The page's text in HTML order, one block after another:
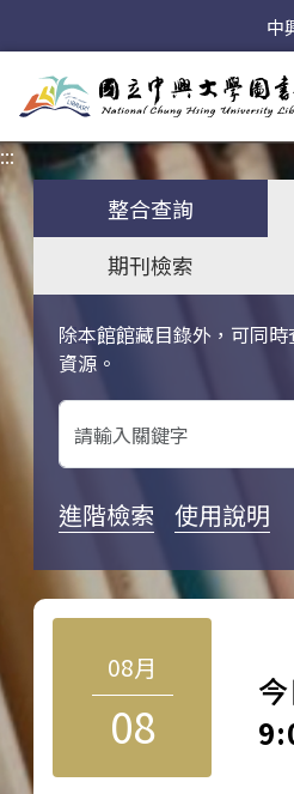
中
:::
整合查詢
期刊檢索
除本館館藏目錄外，可同
資源。
關鍵字搜尋
進階檢索 使用說明
08月
08